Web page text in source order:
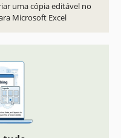
uma cópia editável no
Microsoft Excel